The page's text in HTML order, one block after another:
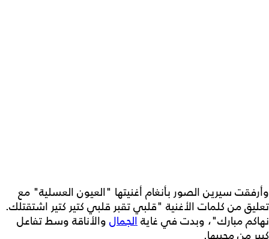
وأرفقت سيرين الصور بأنغام أغنيتها "العيون العسلية" مع
تعليق من كلمات الأغنية "قلبي تقبر قلبي كتير كتير اشتقتلك.
نهاكم مبارك"، وبدت في غايةالجمال والأناقة وسط تفاعل
كبير من محبيها.